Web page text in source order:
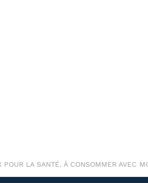
POUR LA SANTÉ. À CONSOMMER AVEC